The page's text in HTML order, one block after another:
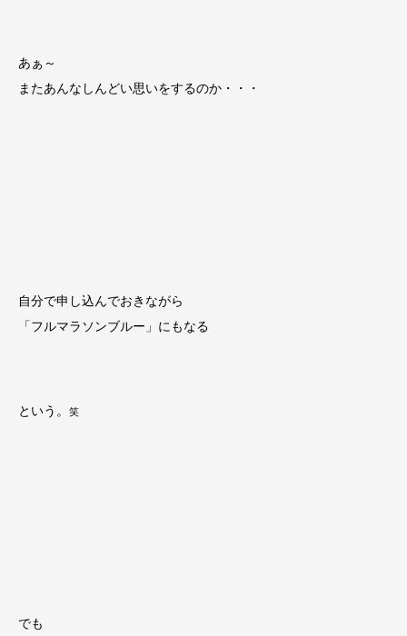
あぁ～
またあんなしんどい思いをするのか・・・
自分で申し込んでおきながら
「フルマラソンブルー」にもなる
という。 笑
でも